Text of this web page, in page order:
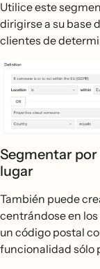
Utilice este
dirigirse a su base
clientes de
Segmentar por
lugar
También puede
centrándose en
un código postal
funcionalidad sólo